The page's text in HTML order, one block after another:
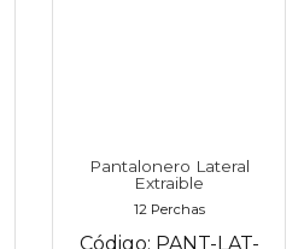
Pantalonero Lateral
Extraible
12 Perchas
Código: PANT-LAT-